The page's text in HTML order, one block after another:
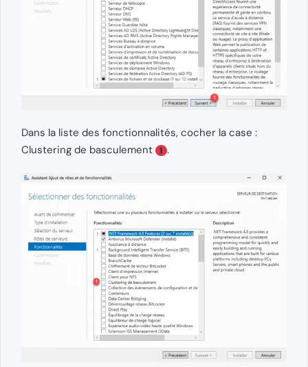
Dans la liste des fonctionnalités, cocher la case :
Clustering de basculement
1 .